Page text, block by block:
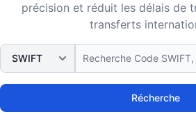
précision et réduit les délais de
transferts
Récherche